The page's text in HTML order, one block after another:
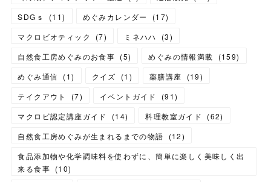
SDGｓ
(11) めぐみカレンダー (17)
マクロビオティック
(7) ミネハハ (3)
自然食工房めぐみのお食事 (5) めぐみの情報満載 (159)
めぐみ通信
(1) クイズ (1 ) 薬膳講座 (19)
テイクアウト
(7) イベントガイド (91)
マクロビ認定講座ガイド
(14) 料理教室ガイド (62)
自然食工房めぐみが生まれるまでの物語
(12)
食品添加物や化学調味料を使わずに、簡単に楽しく美味しく出
来る食事 (10)